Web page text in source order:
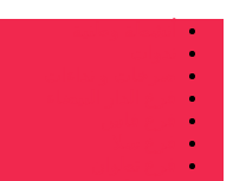
أنشطة وطنية
ندوات
صرخات و نداءات
فرع الدار البيضاء
فرع فاس
فرع سلا
فرع تطوان